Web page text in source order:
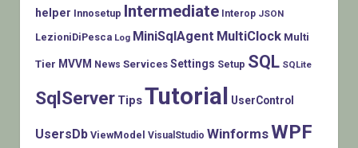
helper Innosetup Intermediate Interop JSON
LezioniDiPesca Log MiniSqlAgent MultiClock Multi
Tier MVVM News Services Settings Setup SQL SQLite
SqlServer TipsTutorial UserControl
UsersDb ViewModel VisualStudio WinformsWPF